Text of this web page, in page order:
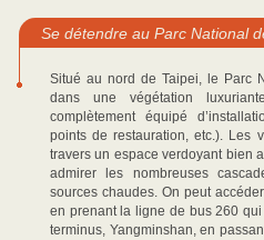
Se détendre au Parc National
Situé au nord de Taipei, le Parc
dans une végétation
complètement équipé
points de restauration, etc.). Les
travers un espace verdoyant bien
admirer les nombreuses
sources chaudes. On peut
en prenant la ligne de bus 260
terminus, Yangminshan, en